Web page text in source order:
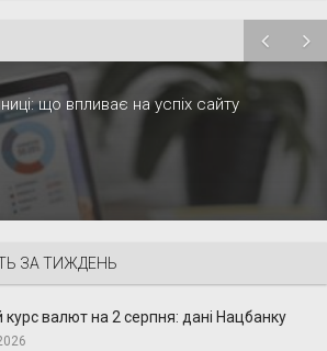
що впливає на успіх сайту
ЗА ТИЖДЕНЬ
курс валют на 2 серпня: дані Нацбанку